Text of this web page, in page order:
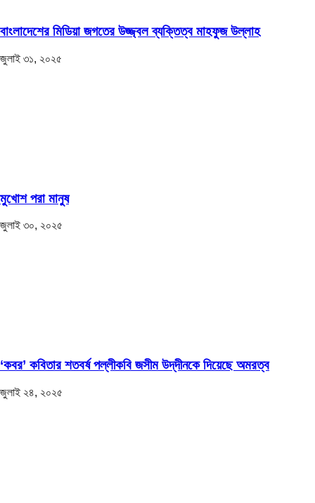
বাংলাদেশের মিডিয়া জগতের উজ্জ্বল ব্যক্তিত্ব মাহফুজ উল্লাহ
জুলাই ৩১, ২০২৫
মুখোশ পরা মানুষ
জুলাই ৩০, ২০২৫
‘কবর’ কবিতার শতবর্ষ পল্লীকবি জসীম উদ্‌দীনকে দিয়েছে অমরত্ব
জুলাই ২৪, ২০২৫